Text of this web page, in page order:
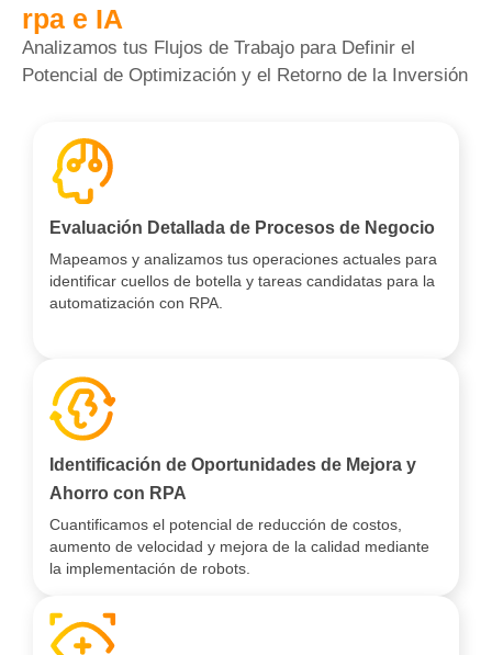
rpa e IA
Analizamos tus Flujos de Trabajo para Definir el
Potencial de Optimización y el Retorno de la Inversión
Evaluación Detallada de Procesos de Negocio
Mapeamos y analizamos tus operaciones actuales para
identificar cuellos de botella y tareas candidatas para la
automatización con RPA.
Identificación de Oportunidades de Mejora y
Ahorro con RPA
Cuantificamos el potencial de reducción de costos,
aumento de velocidad y mejora de la calidad mediante
la implementación de robots.